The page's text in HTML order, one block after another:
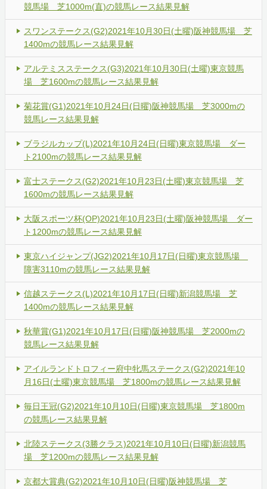
競馬場 芝1000m(直)の競馬レース結果見解
スワンステークス(G2)2021年10月30日(土曜)阪神競馬場 芝
1400mの競馬レース結果見解
アルテミスステークス(G3)2021年10月30日(土曜)東京競馬
場 芝1600mの競馬レース結果見解
菊花賞(G1)2021年10月24日(日曜)阪神競馬場 芝3000mの
競馬レース結果見解
ブラジルカップ(L)2021年10月24日(日曜)東京競馬場 ダー
ト2100mの競馬レース結果見解
富士ステークス(G2)2021年10月23日(土曜)東京競馬場 芝
1600mの競馬レース結果見解
大阪スポーツ杯(OP)2021年10月23日(土曜)阪神競馬場 ダー
ト1200mの競馬レース結果見解
東京ハイジャンプ(JG2)2021年10月17日(日曜)東京競馬場
障害3110mの競馬レース結果見解
信越ステークス(L)2021年10月17日(日曜)新潟競馬場 芝
1400mの競馬レース結果見解
秋華賞(G1)2021年10月17日(日曜)阪神競馬場 芝2000mの
競馬レース結果見解
アイルランドトロフィー府中牝馬ステークス(G2)2021年10
月16日(土曜)東京競馬場 芝1800mの競馬レース結果見解
毎日王冠(G2)2021年10月10日(日曜)東京競馬場 芝1800m
の競馬レース結果見解
北陸ステークス(3勝クラス)2021年10月10日(日曜)新潟競馬
場 芝1200mの競馬レース結果見解
京都大賞典(G2)2021年10月10日(日曜)阪神競馬場 芝